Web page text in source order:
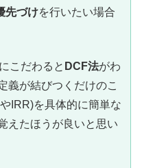
先づけを行いたい場合
こだわると DCF法がわ
義が結びつくだけのこ
やIRR)を具体的に簡単な
えたほうが良いと思い